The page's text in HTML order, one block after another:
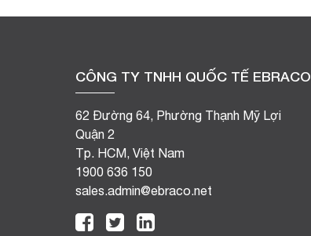
CÔNG TY TNHH QUỐC TẾ EBRACO
62 Đường 64, Phường Thạnh Mỹ Lợi
Quận 2
Tp. HCM, Việt Nam
1900 636 150
sales.admin@ebraco.net